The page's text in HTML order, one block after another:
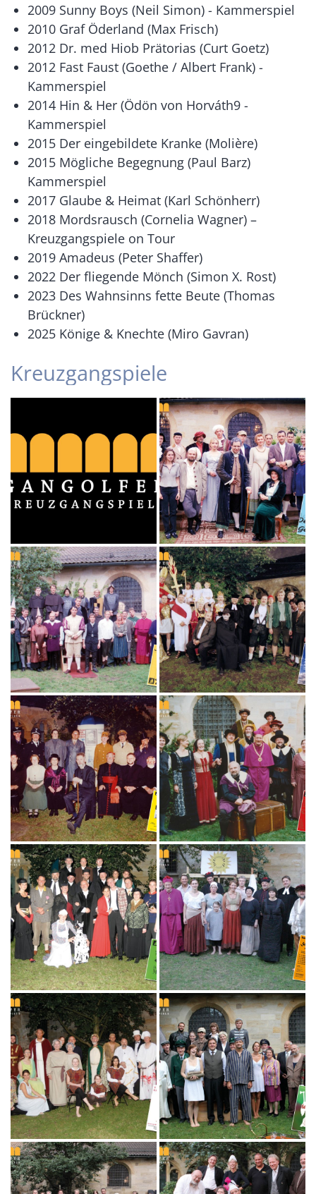
2009 Sunny Boys (Neil Simon) - Kammerspiel
2010 Graf Öderland (Max Frisch)
2012 Dr. med Hiob Prätorias (Curt Goetz)
2012 Fast Faust (Goethe / Albert Frank) -
Kammerspiel
2014 Hin & Her (Ödön von Horváth9 -
Kammerspiel
2015 Der eingebildete Kranke (Molière)
2015 Mögliche Begegnung (Paul Barz)
Kammerspiel
2017 Glaube & Heimat (Karl Schönherr)
2018 Mordsrausch (Cornelia Wagner) –
Kreuzgangspiele on Tour
2019 Amadeus (Peter Shaffer)
2022 Der fliegende Mönch (Simon X. Rost)
2023 Des Wahnsinns fette Beute (Thomas
Brückner)
2025 Könige & Knechte (Miro Gavran)
Kreuzgangspiele